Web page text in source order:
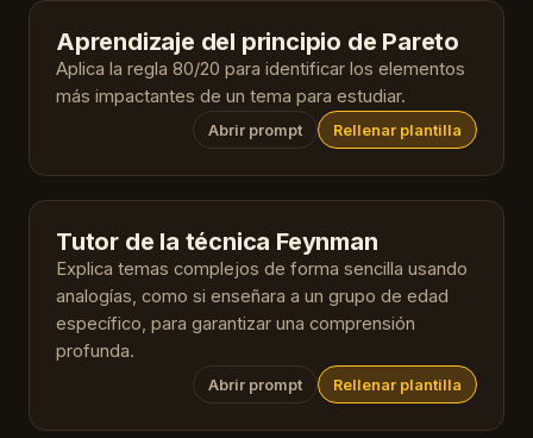
Aprendizaje del principio de Pareto
Aplica la regla 80/20 para identificar los elementos
más impactantes de un tema para estudiar.
Abrir prompt Rellenar plantilla
Tutor de la técnica Feynman
Explica temas complejos de forma sencilla usando
analogías, como si enseñara a un grupo de edad
específico, para garantizar una comprensión
profunda.
Abrir prompt Rellenar plantilla